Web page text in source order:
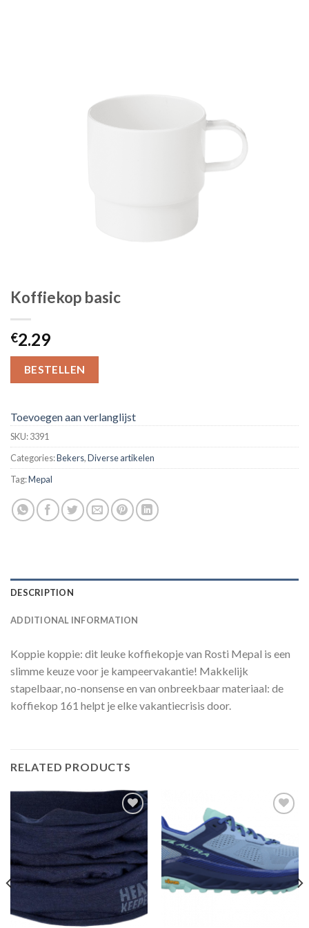
Koffiekop basic
€2.29
BESTELLEN
Toevoegen aan verlanglijst
SKU:3391
Categories:Bekers,Diverse artikelen
Tag:Mepal
DESCRIPTION
ADDITIONAL INFORMATION
Koppie koppie: dit leuke koffiekopje van Rosti Mepal is een
slimme keuze voor je kampeervakantie! Makkelijk
stapelbaar, no-nonsense en van onbreekbaar materiaal: de
koffiekop 161 helpt je elke vakantiecrisis door.
RELATED PRODUCTS
Toevoegen
aan
verlanglijst
verlanglijst